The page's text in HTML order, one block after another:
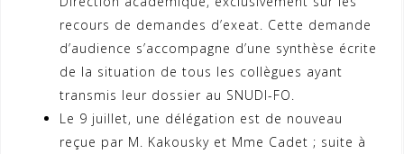
recours de demandes d’exeat. Cette demande
d’audience s’accompagne d’une synthèse écrite
de la situation de tous les collègues ayant
transmis leur dossier au SNUDI-FO.
Le 9 juillet, une délégation est de nouveau
reçue par M. Kakousky et Mme Cadet ; suite à